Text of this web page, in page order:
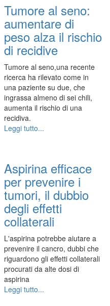
Tumore al seno:
aumentare di
peso alza il rischio
di recidive
Tumore al seno,una recente
ricerca ha rilevato come in
una paziente su due, che
ingrassa almeno di sei chili,
aumenta il rischio di una
recidiva.
Leggi tutto...
Aspirina efficace
per prevenire i
tumori, il dubbio
degli effetti
collaterali
L'aspirina potrebbe aiutare a
prevenire il cancro, dubbi che
riguardono gli effetti collaterali
procurati da alte dosi di
aspirina
Leggi tutto...